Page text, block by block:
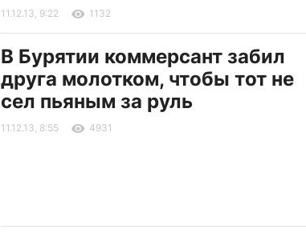
11.12.13, 9:22 1132
В Бурятии коммерсант забил
друга молотком, чтобы тот не
сел пьяным за руль
11.12.13, 8:55 4931